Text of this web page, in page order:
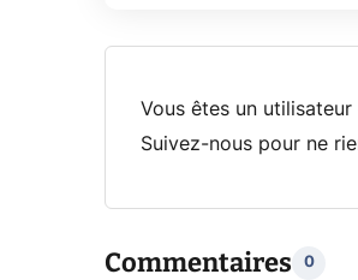
Vous êtes un utilisateur
Suivez-nous pour ne
Commentaires 0